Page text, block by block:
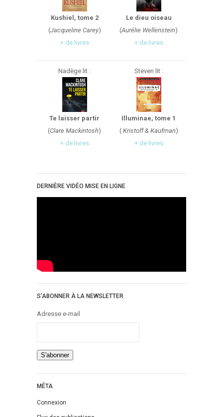
Kushiel, tome 2
(Jacqueline Carey)
+ de livres
Le dieu oiseau
(Aurélie Wellenstein)
+ de livres
Nadège lit :
Te laisser partir
(Clare Mackintosh)
+ de livres
Steven lit :
Illuminae, tome 1
(Kristoff & Kaufman)
+ de livres
DERNIÈRE VIDÉO MISE EN LIGNE
S’ABONNER À LA NEWSLETTER
Adresse e-mail
MÉTA
Connexion